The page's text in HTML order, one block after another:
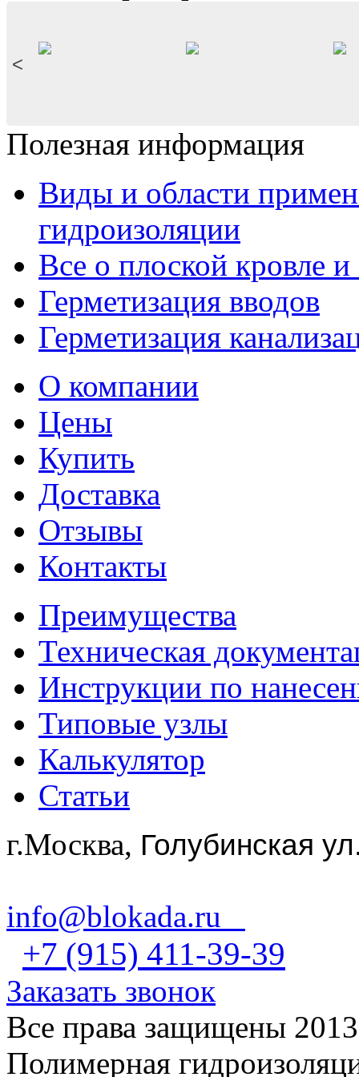
<
Полезная информация
Виды и области
гидроизоляции
Все о плоской кровле
Герметизация вводов
Герметизация
О компании
Цены
Купить
Доставка
Отзывы
Контакты
Преимущества
Техническая
Инструкции по
Типовые узлы
Калькулятор
Статьи
г.Москва, Голубинская
info@blokada.ru
+7 (915) 411-39-39
Заказать звонок
Все права защищены
Полимерная